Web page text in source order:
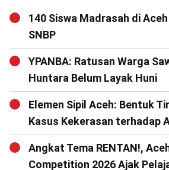
140 Siswa Madrasah di
SNBP
YPANBA: Ratusan Warga
Huntara Belum Layak Huni
Elemen Sipil Aceh: Bentuk
Kasus Kekerasan terhadap
Angkat Tema RENTAN!,
Competition 2026 Ajak